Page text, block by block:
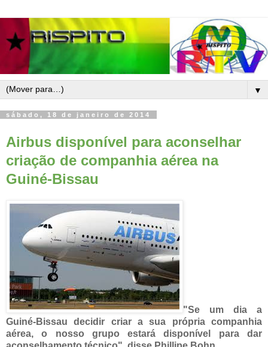
▼
sábado, 18 de janeiro de 2014
Airbus disponível para aconselhar
criação de companhia aérea na
Guiné-Bissau
"Se um dia a
Guiné-Bissau decidir criar a sua própria companhia
aérea, o nosso grupo estará disponível para dar